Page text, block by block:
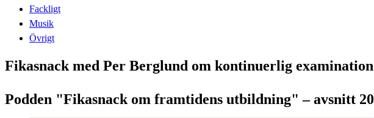
Fackligt
Musik
Övrigt
Fikasnack med Per Berglund om kontinuerlig examination
Podden "Fikasnack om framtidens utbildning" – avsnitt 20